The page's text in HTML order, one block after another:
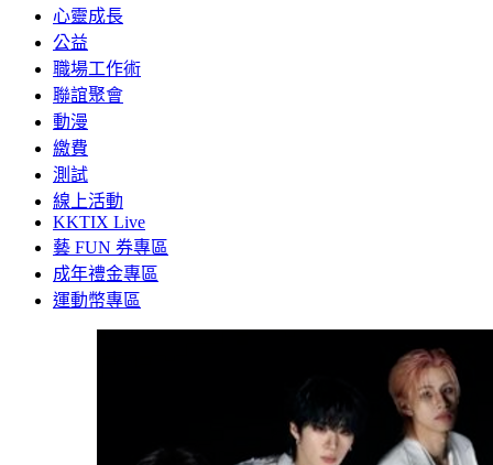
心靈成長
公益
職場工作術
聯誼聚會
動漫
繳費
測試
線上活動
KKTIX Live
藝 FUN 券專區
成年禮金專區
運動幣專區